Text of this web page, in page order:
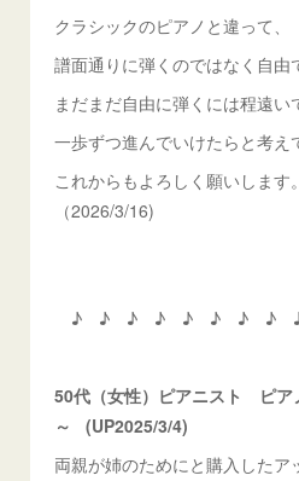
クラシックのピアノと違って、
譜面通りに弾くのではなく自由
まだまだ自由に弾くには程遠い
一歩ずつ進んでいけたらと考え
これからもよろしく願いします。
（
♪ ♪ ♪ ♪ ♪ ♪ ♪ ♪
50代（女性）ピアニスト ピ
～ (UP2025/3/4)
両親が姉のためにと購入した